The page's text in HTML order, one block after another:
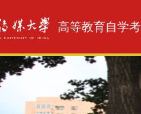
高等教育自学